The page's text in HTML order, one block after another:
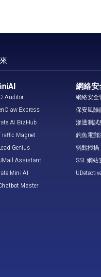
Auditor
Express
AI BizHub
Magnet
Genius
Assistant
Mini AI
Master
網絡安
網絡安全
保安風險
滲透測試
釣魚電郵
弱點掃描
SSL 網